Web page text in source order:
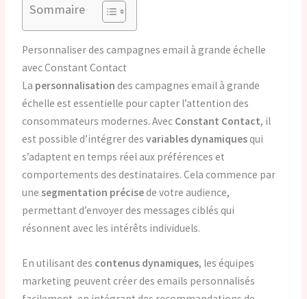
Sommaire
Personnaliser des campagnes email à grande échelle
avec Constant Contact
La personnalisation des campagnes email à grande
échelle est essentielle pour capter l’attention des
consommateurs modernes. Avec Constant Contact, il
est possible d’intégrer desvariables dynamiquesqui
s’adaptent en temps réel aux préférences et
comportements des destinataires. Cela commence par
une segmentation précisede votre audience,
permettant d’envoyer des messages ciblés qui
résonnent avec les intérêts individuels.
En utilisant des contenus dynamiques, les équipes
marketing peuvent créer des emails personnalisés